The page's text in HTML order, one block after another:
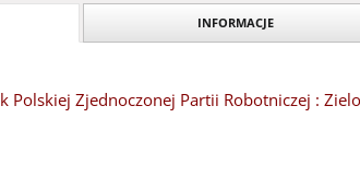
INFORMACJE
Polskiej Zjednoczonej Partii Robotniczej :